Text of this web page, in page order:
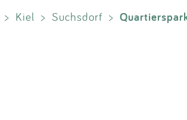
> Kiel > Suchsdorf >